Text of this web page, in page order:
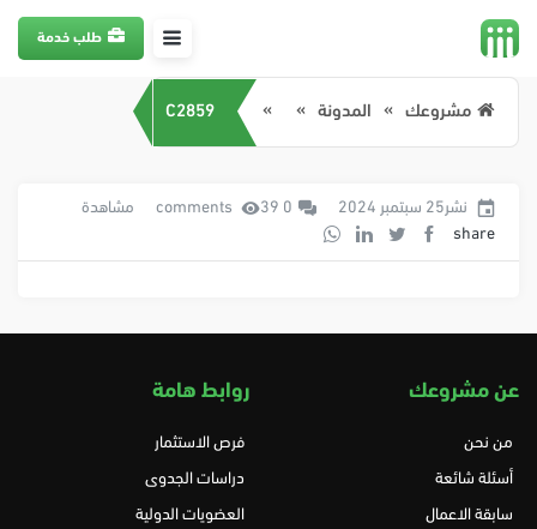
طلب خدمة
مشروعك المدونة C2859
نشر25 سبتمبر 2024 0 comments 39 مشاهدة
share
عن مشروعك
من نحن
أسئلة شائعة
سابقة الاعمال
روابط هامة
فرص الاستثمار
دراسات الجدوى
العضويات الدولية